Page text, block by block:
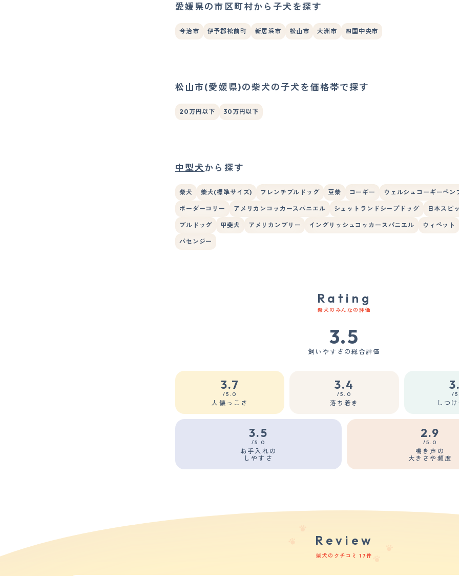
愛媛県の市区町村から子犬を探す
今治市 伊予郡松前町 新居浜市 松山市 大洲市 四国中央市
松山市(愛媛県)の柴犬の子犬を価格帯で探す
20万円以下 30万円以下
中型犬から探す
柴犬 柴犬(標準サイズ) フレンチブルドッグ 豆柴 コーギー ウェルシュコーギーペン
ボーダーコリー アメリカンコッカースパニエル シェットランドシープドッグ 日本スピ
ブルドッグ 甲斐犬 アメリカンブリー イングリッシュコッカースパニエル ウィペット
バセンジー
Rating
柴犬のみんなの評価
3.5
飼いやすさの総合評価
3.7
/5.0
人懐っこさ
3.4
/5.0
落ち着き
/
しつ
3.5
/5.0
お手入れの
しやすさ
2.9
/5.0
鳴き声の
大きさや頻度
Review
柴犬のクチコミ 17件